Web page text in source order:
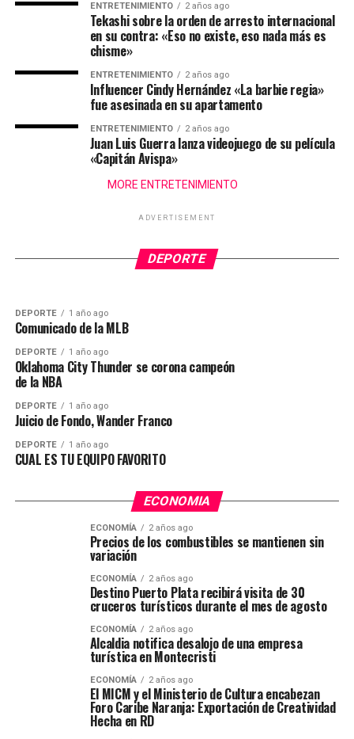
ENTRETENIMIENTO 2 años ago
Tekashi sobre la orden de arresto internacional
en su contra: «Eso no existe, eso nada más es
chisme»
ENTRETENIMIENTO 2 años ago
Influencer Cindy Hernández «La barbie regia»
fue asesinada en su apartamento
ENTRETENIMIENTO 2 años ago
Juan Luis Guerra lanza videojuego de su película
«Capitán Avispa»
MORE ENTRETENIMIENTO
ADVERTISEMENT
DEPORTE
Los Dodgers rumbo a la serie Mundial.
Un tipo calibrando motor, le arrancó la vida
DEPORTE 1 año ago
Comunicado de la MLB
DEPORTE 1 año ago
Oklahoma City Thunder se corona campeón
de la NBA
DEPORTE 1 año ago
Juicio de Fondo, Wander Franco
DEPORTE 1 año ago
CUAL ES TU EQUIPO FAVORITO
ECONOMIA
ECONOMÍA 2 años ago
Precios de los combustibles se mantienen sin
variación
ECONOMÍA 2 años ago
Destino Puerto Plata recibirá visita de 30
cruceros turísticos durante el mes de agosto
ECONOMÍA 2 años ago
Alcaldia notifica desalojo de una empresa
turística en Montecristi
ECONOMÍA 2 años ago
El MICM y el Ministerio de Cultura encabezan
Foro Caribe Naranja: Exportación de Creatividad
Hecha en RD